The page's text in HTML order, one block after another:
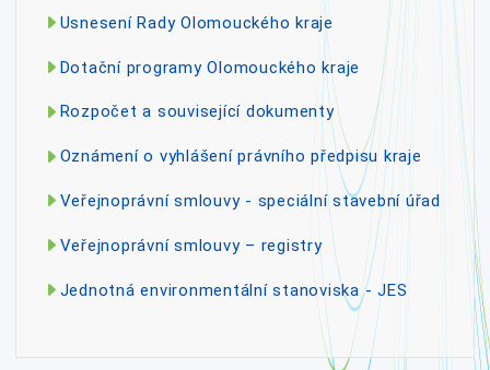
Usnesení Rady Olomouckého kraje
Dotační programy Olomouckého kraje
Rozpočet a související dokumenty
Oznámení o vyhlášení právního předpisu kraje
Veřejnoprávní smlouvy - speciální stavební úřad
Veřejnoprávní smlouvy – registry
Jednotná environmentální stanoviska - JES